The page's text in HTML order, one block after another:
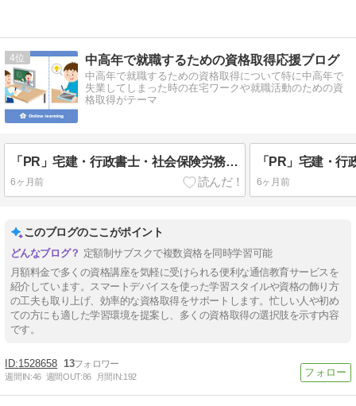
4 中高年で就職するための資格取得応援ブログ
中高年で就職するための資格取得について特に中高年で
失業してしまった時の在宅ワークや就職活動のための資
格取得がテーマ
「PR」宅建・行政書士・社会保険労務士・FP2等が月々1628円のサブスクでスマホで学べる
6ヶ月前 6ヶ月前
このブログのここがポイント
定額制サブスクで複数資格を同時学習可能
月額料金で多くの資格講座を気軽に受けられる便利な通信教育サービスを
紹介しています。スマートデバイスを使った学習スタイルや資格の飾り方
の工夫も取り上げ、効率的な資格取得をサポートします。忙しい人や初め
ての方にも適した学習環境を提案し、多くの資格取得の選択肢を示す内容
です。
1528658 13
週間IN:46 週間OUT:86 月間IN:192